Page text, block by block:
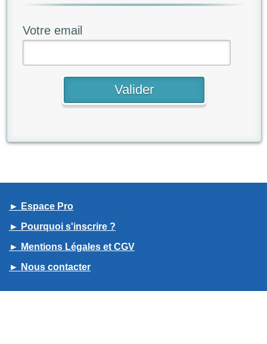
Votre email
► Espace Pro
► Pourquoi s'inscrire ?
► Mentions Légales et CGV
► Nous contacter